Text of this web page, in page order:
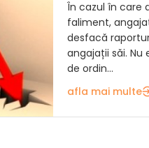
În cazul în care
faliment,
desfacă
angajații săi. Nu
de ordin...
afla mai multe